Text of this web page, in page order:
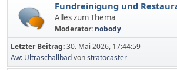
Fundreinigung und
Alles zum Thema
Moderator: nobody
Letzter Beitrag:30. Mai 2026, 17:44:59
Aw: Ultraschallbadvonstratocaster